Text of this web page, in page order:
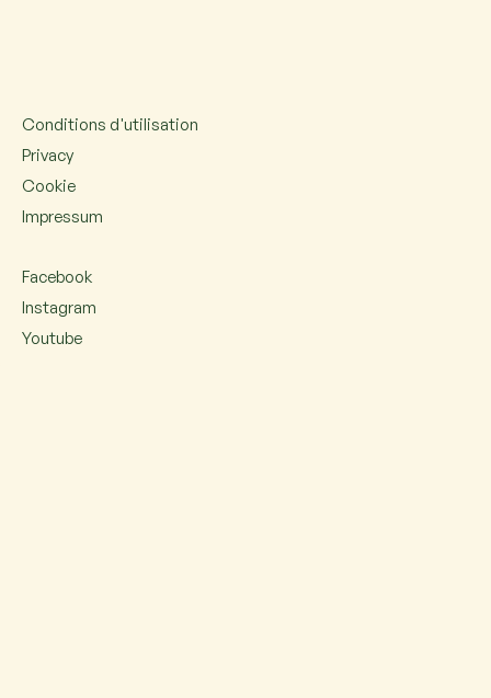
Conditions d'utilisation
Privacy
Cookie
Impressum
Facebook
Instagram
Youtube